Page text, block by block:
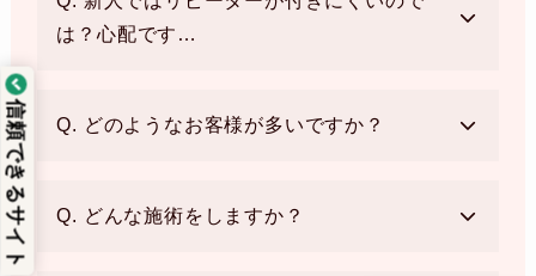
は？心配です…
Q. どのようなお客様が多いですか？
Q. どんな施術をしますか？
信頼できるサイト